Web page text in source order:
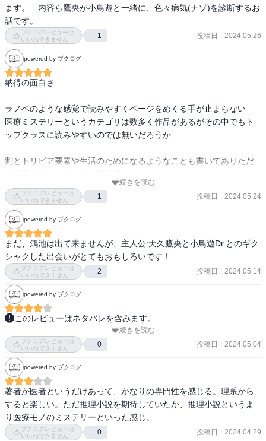
ます。　内容ら鷹央が小鳥遊と一緒に、色々病気(ナゾ)を診断するお
話です。
ブクログレビューは
いいねできません
1 投稿日 : 2024.05.26
powered by ブクログ
納得の面白さ
ラノベのような感覚で読みやすくページをめくる手が止まらない
医療ミステリーというカテゴリは数多く作品があるがその中でもト
ップクラスに読みやすいのでは無いだろうか
割とトリビア要素や生活のためになるようなことも書いてありただ
続きを読む
ブクログレビューは
いいねできません
1 投稿日 : 2024.05.24
powered by ブクログ
まだ、鴻池は出て来ませんが、主人公:天久鷹央と小鳥遊Dr.とのギク
シャクした出会いがとてもおもしろいです！
ブクログレビューは
いいねできません
2 投稿日 : 2024.05.14
powered by ブクログ
このレビューはネタバレを含みます。
※ネタバレを多く含みます。
知念さん作品は初めて手に取るのですが、医療ミステリに興味を持
ち、読ませていただきました。
個人的に1番最初の短編が、推理モノが好きな身としては、お気に入
りです。
伏線を綺麗に回収する推理小説というだけでなく、医療の知識を、
推理の一要素として綺麗に織り込んでいる点に惹かれました。
その他の篇では、事件解決のキーポイントが、医療の知識に多分に
続きを読む
ブクログレビューは
いいねできません
0 投稿日 : 2024.05.04
powered by ブクログ
著者が医者というだけあって、かなりの専門性を感じる。理系から
すると楽しい。ただ推理小説を期待していたが、推理小説というよ
り医療モノのミステリーといった感じ。
ブクログレビューは
いいねできません
0 投稿日 : 2024.04.29